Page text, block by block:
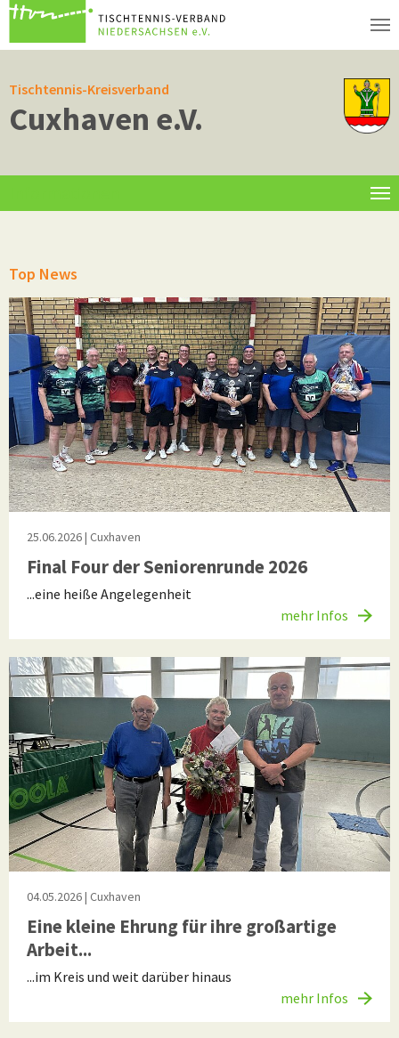
Tischtennis-Kreisverband
Cuxhaven e.V.
Top News
25.06.2026| Cuxhaven
Final Four der Seniorenrunde 2026
...eine heiße Angelegenheit
mehr Infos
04.05.2026| Cuxhaven
Eine kleine Ehrung für ihre großartige
Arbeit...
...im Kreis und weit darüber hinaus
mehr Infos